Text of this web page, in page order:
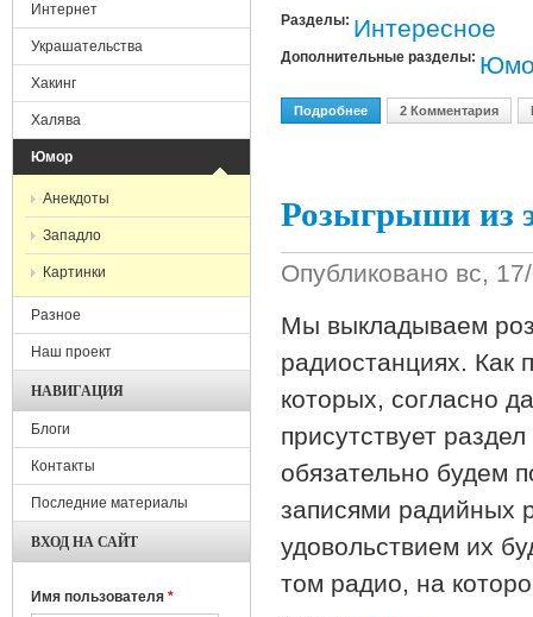
Разделы: Интересное
Дополнительные разделы:
Подробнее О Cписок Умных Слов
2 Комментария
Розыгрыши из
Опубликовано вс,
Мы выкладываем
радиостанциях. Как
которых, согласно
присутствует
обязательно будем
записями радийных
удовольствием их
том радио, на
Интернет
Украшательства
Хакинг
Халява
Юмор
Анекдоты
Западло
Картинки
Разное
Наш проект
НАВИГАЦИЯ
Блоги
Контакты
Последние материалы
ВХОД НА САЙТ
Имя пользователя *